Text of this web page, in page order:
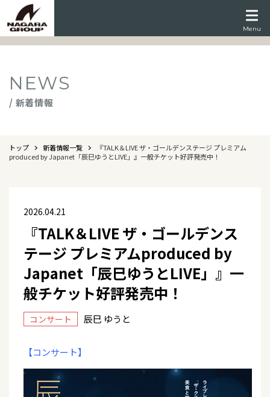
Menu
NEWS
/ 新着情報
トップ 新着情報一覧
『TALK＆LIVE ザ・ゴールデンステージ プレミアム
produced by Japanet「辰巳ゆうとLIVE」』一般チケット好評発売中！
2026.04.21
『TALK＆LIVE ザ・ゴールデンス
テージ プレミアムproduced by
Japanet「辰巳ゆうとLIVE」』一
般チケット好評発売中！
コンサート 辰巳 ゆうと
【コンサート】